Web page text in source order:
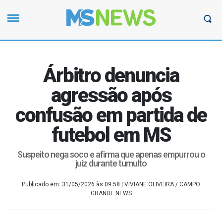
Árbitro denuncia
agressão após
confusão em partida de
futebol em MS
Suspeito nega soco e afirma que apenas empurrou o
juiz durante tumulto
Publicado em: 31/05/2026 às 09:58
| VIVIANE OLIVEIRA / CAMPO
GRANDE NEWS